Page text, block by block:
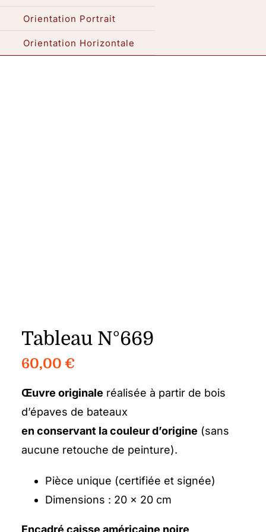
Expositions / Atelier
Orientation Portrait
Orientation Horizontale
Tableau N°669
60,00 €
Œuvre originale réalisée à partir de bois
d’épaves de bateaux
en conservant la couleur d’origine (sans
aucune retouche de peinture).
Pièce unique (certifiée et signée)
Dimensions : 20 x 20 cm
Encadré caisse américaine noire